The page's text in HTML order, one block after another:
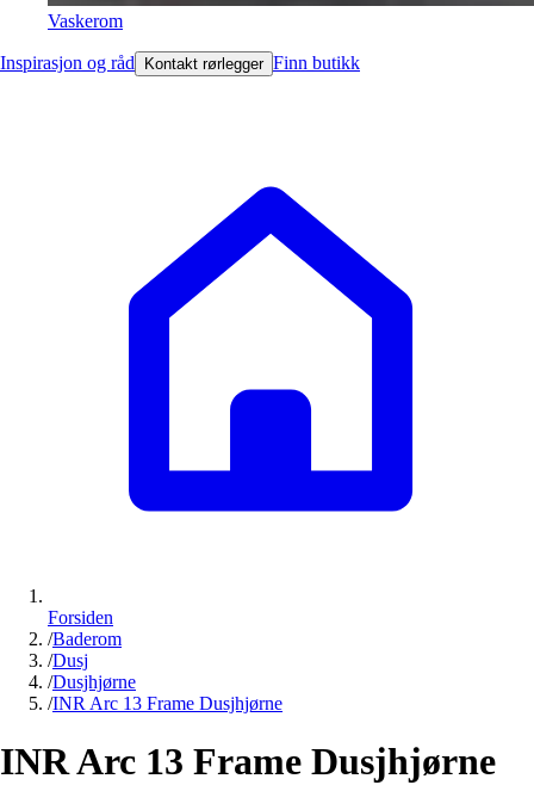
Vaskerom
Inspirasjon og råd Kontakt rørlegger Finn butikk
Forsiden
/Baderom
/Dusj
/Dusjhjørne
/INR Arc 13 Frame Dusjhjørne
INR Arc 13 Frame Dusjhjørne